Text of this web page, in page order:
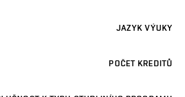
JAZYK VÝUKY
POČET KREDITŮ